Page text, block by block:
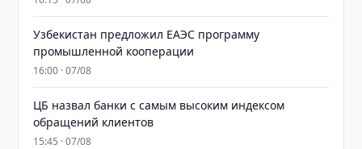
Узбекистан предложил ЕАЭС программу
промышленной кооперации
16:00 · 07/08
ЦБ назвал банки с самым высоким индексом
обращений клиентов
15:45 · 07/08